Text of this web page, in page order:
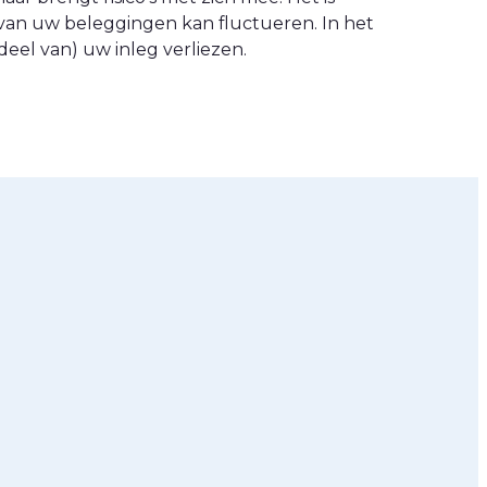
uw beleggingen kan fluctueren. In het
van) uw inleg verliezen.